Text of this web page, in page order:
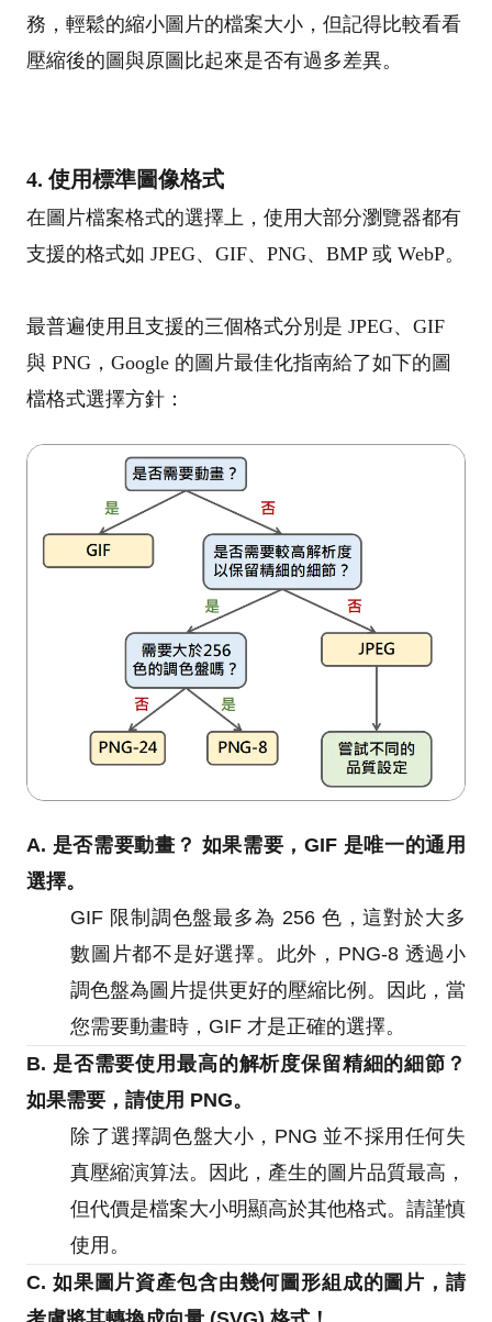
務，輕鬆的縮小圖片的檔案大小，但記得比較看看
壓縮後的圖與原圖比起來是否有過多差異。
4. 使用標準圖像格式
在圖片檔案格式的選擇上，使用大部分瀏覽器都有
支援的格式如 JPEG、GIF、PNG、BMP 或 WebP。
最普遍使用且支援的三個格式分別是 JPEG、GIF
與 PNG，Google 的圖片最佳化指南給了如下的圖
檔格式選擇方針：
A. 是否需要動畫？ 如果需要，GIF 是唯一的通用
選擇。
GIF 限制調色盤最多為 256 色，這對於大多
數圖片都不是好選擇。此外，PNG-8 透過小
調色盤為圖片提供更好的壓縮比例。因此，當
您需要動畫時，GIF 才是正確的選擇。
B. 是否需要使用最高的解析度保留精細的細節？
如果需要，請使用 PNG。
除了選擇調色盤大小，PNG 並不採用任何失
真壓縮演算法。因此，產生的圖片品質最高，
但代價是檔案大小明顯高於其他格式。請謹慎
使用。
C. 如果圖片資產包含由幾何圖形組成的圖片，請